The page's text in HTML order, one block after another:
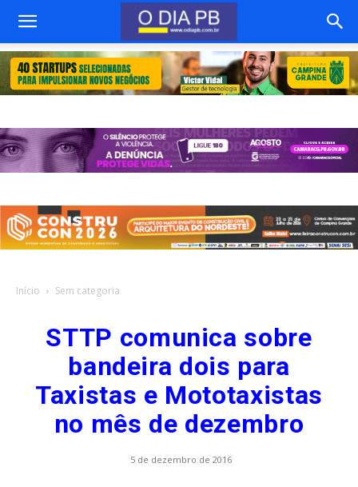
Início Sem categoria
STTP comunica sobre
bandeira dois para
Taxistas e Mototaxistas
no mês de dezembro
5 de dezembro de 2016